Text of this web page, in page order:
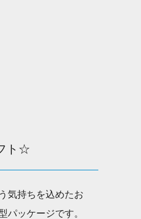
ト☆
気持ちを込めたお
パッケージです。